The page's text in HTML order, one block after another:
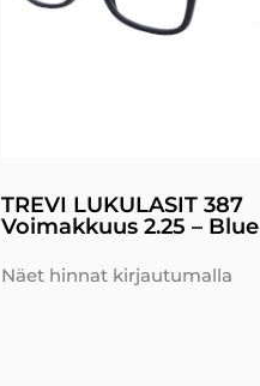
TREVI LUKULASIT 387
Voimakkuus 2.25 – Blue
Näet hinnat kirjautumalla